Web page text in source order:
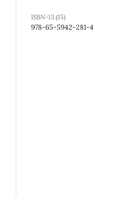
ISBN-13 (15)
978-65-5942-281-4